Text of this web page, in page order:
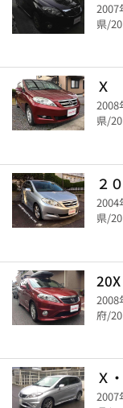
2007
県/
Ｘ
2008
県/
２
2004
県/
2008
府/
Ｘ
2007